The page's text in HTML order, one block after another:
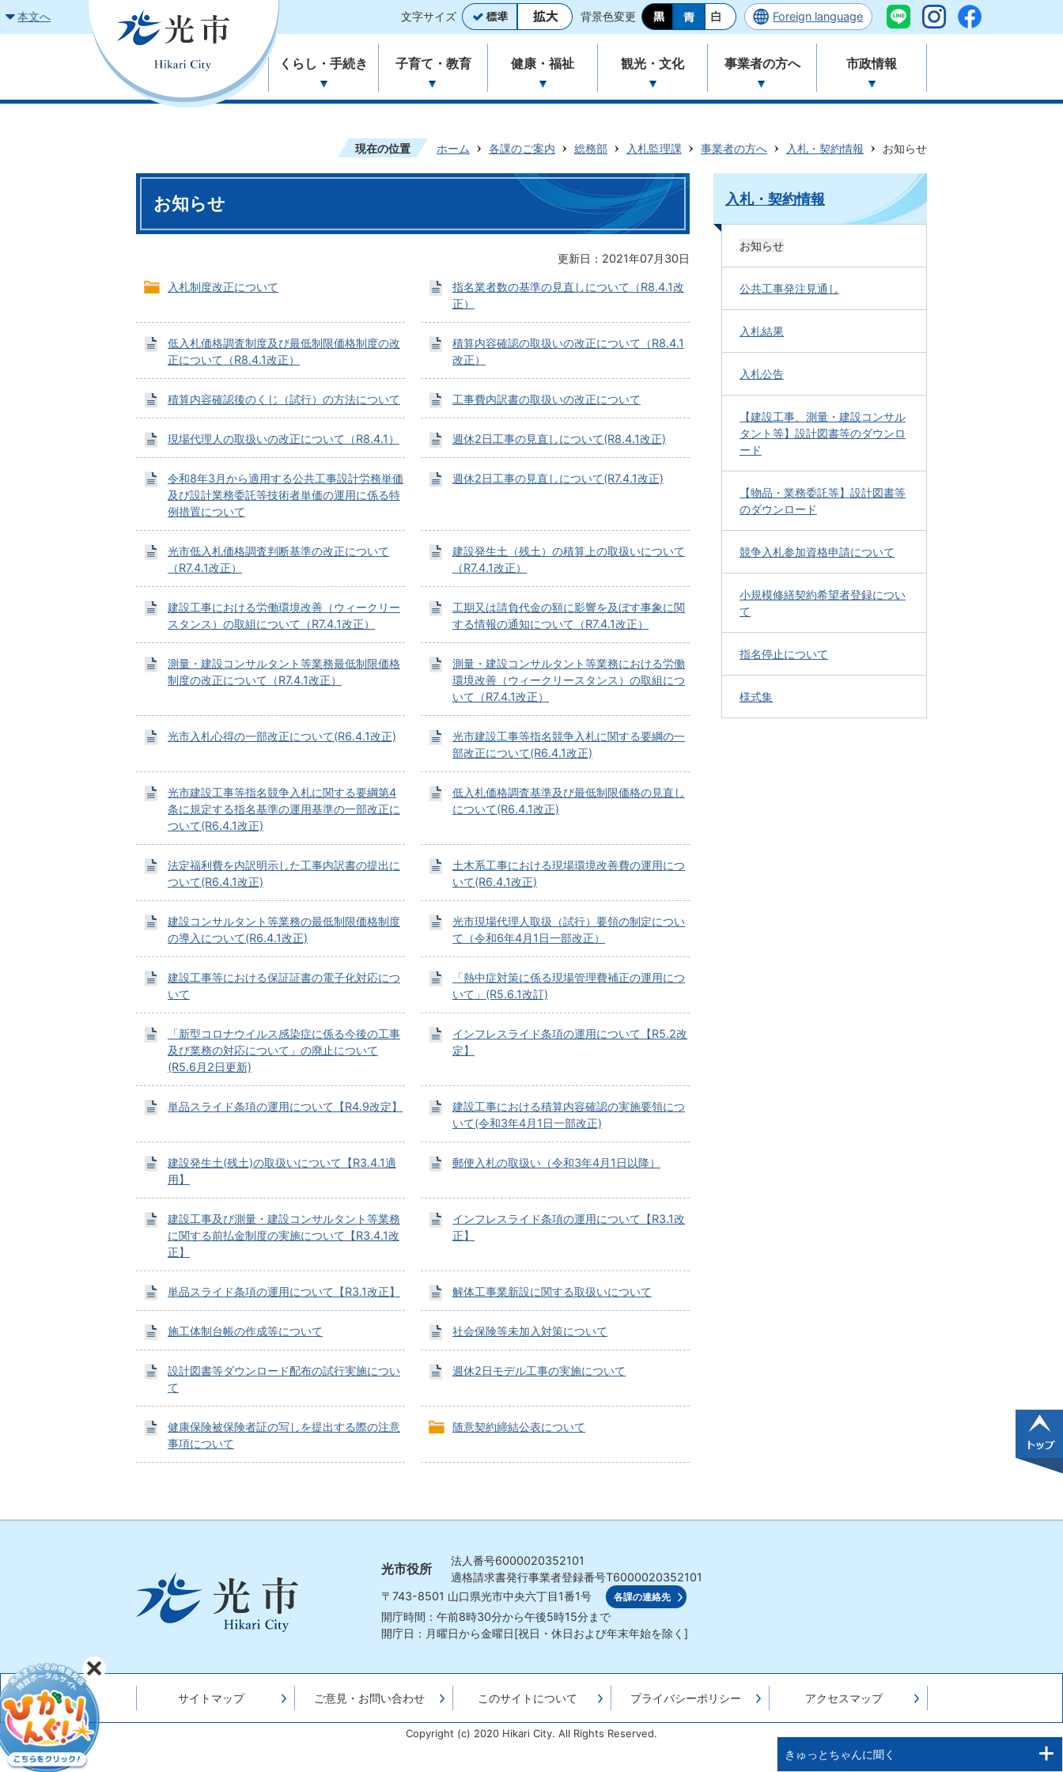
本文へ 文字サイズ 背景色変更 Foreign language
くらし・手続き 子育て・教育 健康・福祉 観光・文化 事業者の方へ 市政情報
現在の位置 ホーム 各課のご案内 総務部 入札監理課 事業者の方へ 入札・契約情報 お知らせ
お知らせ
更新日：2021年07月30日
入札制度改正について
指名業者数の基準の見直しについて（R8.4.1改
正）
低入札価格調査制度及び最低制限価格制度の改
正について（R8.4.1改正）
積算内容確認の取扱いの改正について（R8.4.1
改正）
積算内容確認後のくじ（試行）の方法について 工事費内訳書の取扱いの改正について
現場代理人の取扱いの改正について（R8.4.1） 週休2日工事の見直しについて(R8.4.1改正)
令和8年3月から適用する公共工事設計労務単価
及び設計業務委託等技術者単価の運用に係る特
例措置について
週休2日工事の見直しについて(R7.4.1改正)
光市低入札価格調査判断基準の改正について
（R7.4.1改正）
建設発生土（残土）の積算上の取扱いについて
（R7.4.1改正）
建設工事における労働環境改善（ウィークリー
スタンス）の取組について（R7.4.1改正）
工期又は請負代金の額に影響を及ぼす事象に関
する情報の通知について（R7.4.1改正）
測量・建設コンサルタント等業務最低制限価格
制度の改正について（R7.4.1改正）
測量・建設コンサルタント等業務における労働
環境改善（ウィークリースタンス）の取組につ
いて（R7.4.1改正）
光市入札心得の一部改正について(R6.4.1改正)
光市建設工事等指名競争入札に関する要綱の一
部改正について(R6.4.1改正)
光市建設工事等指名競争入札に関する要綱第4
条に規定する指名基準の運用基準の一部改正に
ついて(R6.4.1改正)
低入札価格調査基準及び最低制限価格の見直し
について(R6.4.1改正)
法定福利費を内訳明示した工事内訳書の提出に
ついて(R6.4.1改正)
土木系工事における現場環境改善費の運用につ
いて(R6.4.1改正)
建設コンサルタント等業務の最低制限価格制度
の導入について(R6.4.1改正)
光市現場代理人取扱（試行）要領の制定につい
て（令和6年4月1日一部改正）
建設工事等における保証証書の電子化対応につ
いて
「熱中症対策に係る現場管理費補正の運用につ
いて」(R5.6.1改訂)
「新型コロナウイルス感染症に係る今後の工事
及び業務の対応について」の廃止について
(R5.6月2日更新)
インフレスライド条項の運用について【R5.2改
定】
単品スライド条項の運用について【R4.9改定】
建設工事における積算内容確認の実施要領につ
いて(令和3年4月1日一部改正)
建設発生土(残土)の取扱いについて【R3.4.1適
用】
郵便入札の取扱い（令和3年4月1日以降）
建設工事及び測量・建設コンサルタント等業務
に関する前払金制度の実施について【R3.4.1改
正】
インフレスライド条項の運用について【R3.1改
正】
単品スライド条項の運用について【R3.1改正】 解体工事業新設に関する取扱いについて
施工体制台帳の作成等について 社会保険等未加入対策について
設計図書等ダウンロード配布の試行実施につい
て
週休2日モデル工事の実施について
健康保険被保険者証の写しを提出する際の注意
事項について
随意契約締結公表について
入札・契約情報
お知らせ
公共工事発注見通し
入札結果
入札公告
【建設工事、測量・建設コンサル
タント等】設計図書等のダウンロ
ード
【物品・業務委託等】設計図書等
のダウンロード
競争入札参加資格申請について
小規模修繕契約希望者登録につい
て
指名停止について
様式集
Hikari
光市役所
法人番号6000020352101
適格請求書発行事業者登録番号T6000020352101
〒743-8501 山口県光市中央六丁目1番1号 各課の連絡先
開庁時間：午前8時30分から午後5時15分まで
開庁日：月曜日から金曜日[祝日・休日および年末年始を除く]
サイトマップ ご意見・お問い合わせ このサイトについて プライバシーポリシー アクセスマップ
Copyright (c) 2020 Hikari City. All Rights Reserved.
きゅっとちゃんに聞く